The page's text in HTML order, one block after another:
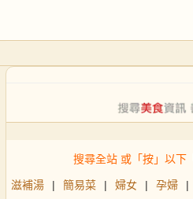
搜尋全站 或「按」以下
滋補湯 | 簡易菜 | 婦女 | 孕婦 |